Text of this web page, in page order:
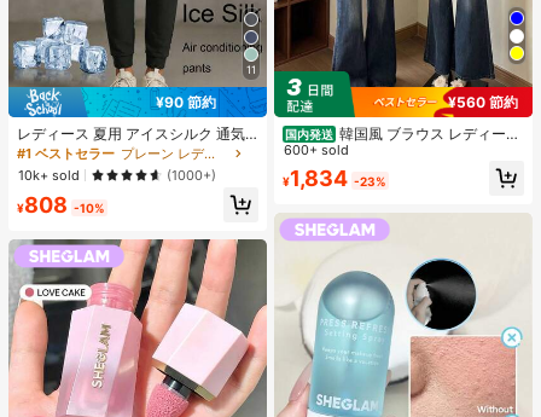
11
¥90 節約
レディース 夏用 アイスシルク 通気
性 ランニングパンツ、速乾 軽量 ス
ポーツパンツ ジッパーポケット & ウ
エストバンド付き フィットネス & ジ
ョギング用 ブラック、アスレジャー
#1 ベストセラー
プレーン レディースパンツ
10k+ sold
(1000+)
¥808 -10%
¥560 節約
国内発送 韓国風 ブラウス レディース
夏 ドット柄 フェイクレイヤード 半
袖 パフスリーブ レース切替 リボン
デザイン 細見え フェミニン デート
600+ sold
¥1,834 -23%